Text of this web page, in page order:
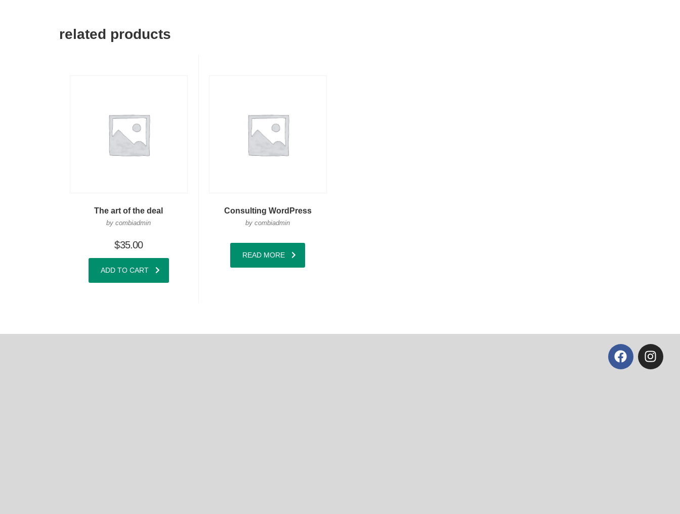
related products
The art of the deal
by combiadmin
$35.00
ADD TO CART
Consulting WordPress
by combiadmin
READ MORE